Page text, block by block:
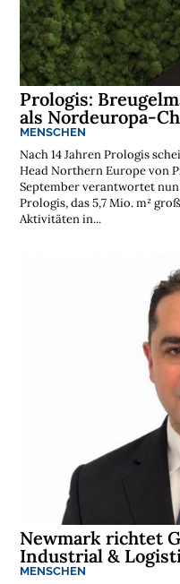
t
e
n
l
o
s
e
N
e
w
e
t
t
e
r
Prologis:
als Nordeuropa-
MENSCHEN
Nach 14 Jahren Prologis
Head Northern Europe von
September verantwortet
Prologis, das 5,7 Mio. m²
Aktivitäten in...
Newmark richtet
Industrial &
MENSCHEN